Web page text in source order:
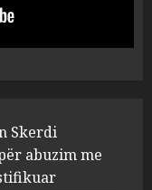
Nano për
publike dhe
nis
për Koço
Skerdi
abuzim me